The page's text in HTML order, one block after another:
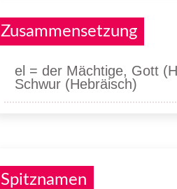
Zusammensetzung
el = der Mächtige, Gott
Schwur (Hebräisch)
Spitznamen